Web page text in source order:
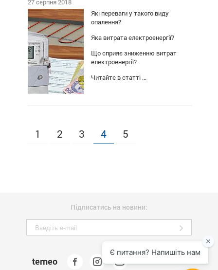
27 серпня 2018
Які переваги у такого виду
опалення?
Яка витрата електроенергії?
Що сприяє зниженню витрат
електроенергії?
Читайте в статті ...
1 2 3 4 5
Підписатись на новини:
terneo